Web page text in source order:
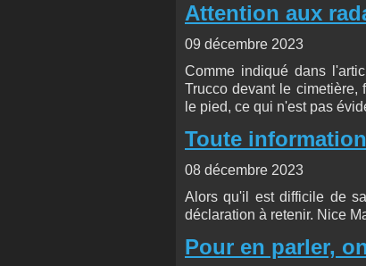
Attention aux
09 décembre 2023
Comme indiqué dans
Trucco devant le cimetière,
le pied, ce qui n'est pas
Toute
08 décembre 2023
Alors qu'il est difficile de
déclaration à retenir. Nice
Pour en parler,